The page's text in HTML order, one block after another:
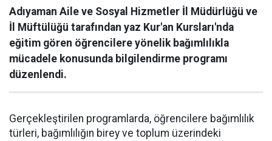
Adıyaman Aile ve Sosyal Hizmetler İl Müdürlüğü ve
İl Müftülüğü tarafından yaz Kur'an Kursları'nda
eğitim gören öğrencilere yönelik bağımlılıkla
mücadele konusunda bilgilendirme programı
düzenlendi.
Gerçekleştirilen programlarda, öğrencilere bağımlılık
türleri, bağımlılığın birey ve toplum üzerindeki